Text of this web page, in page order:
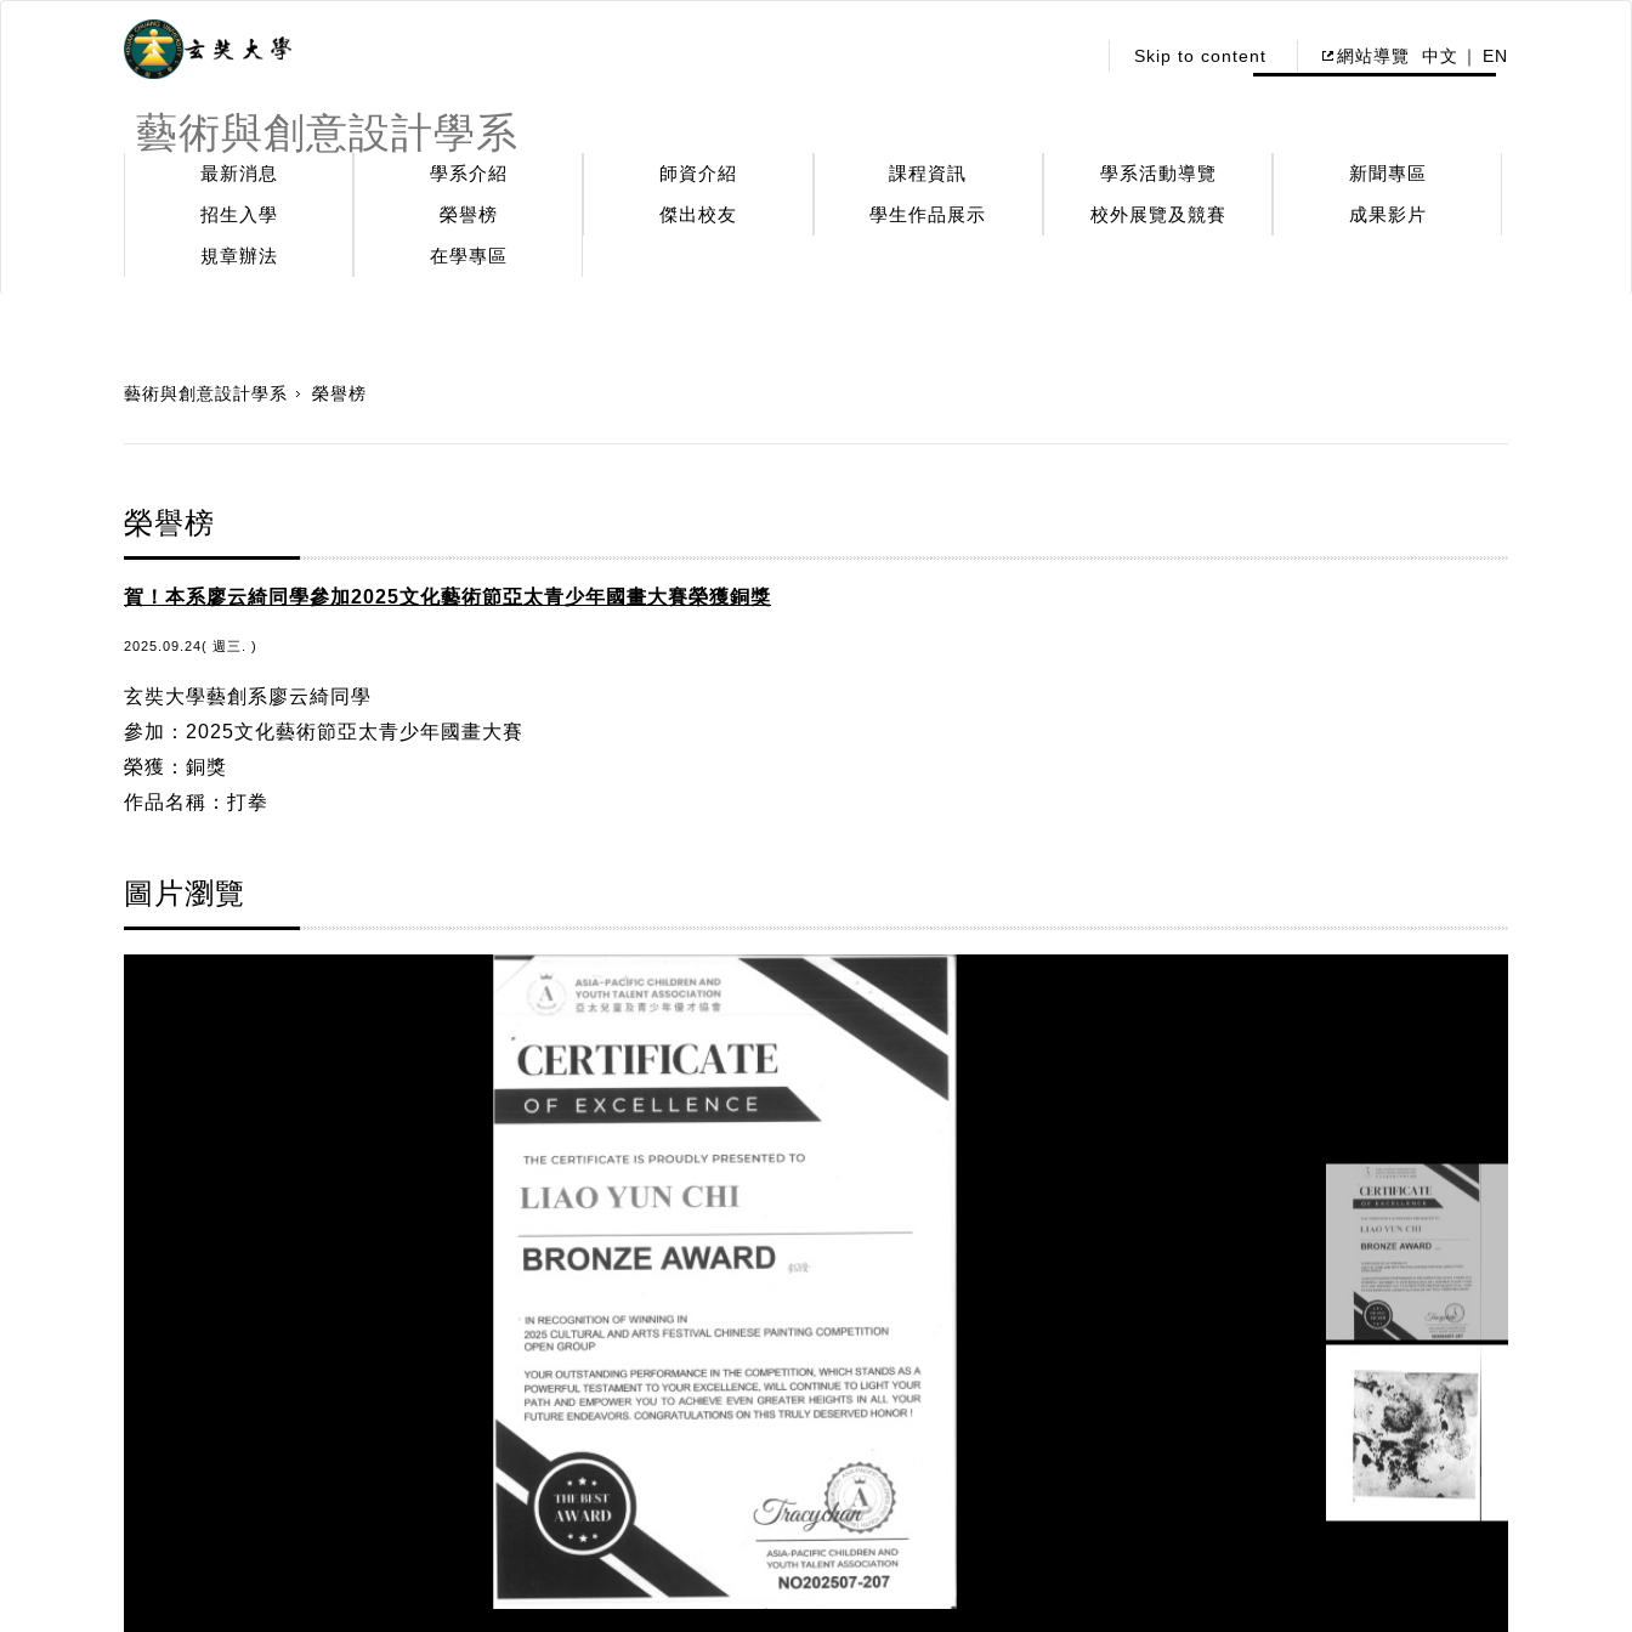
藝術與創意設計學系
Skip to content 網站導覽 中文 EN
最新消息 學系介紹 師資介紹 課程資訊 學系活動導覽
新聞專區
招生入學
榮譽榜 傑出校友 學生作品展示 校外展覽及競賽
成果影片
規章辦法
在學專區
藝術與創意設計學系 榮譽榜
榮譽榜
賀！本系廖云綺同學參加2025文化藝術節亞太青少年國畫大賽榮獲銅獎
2025.09.24( 週三. )
玄奘大學藝創系廖云綺同學
參加：2025文化藝術節亞太青少年國畫大賽
榮獲：銅獎
作品名稱：打拳
圖片瀏覽